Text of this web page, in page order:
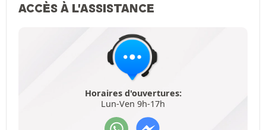
ACCÈS À L'ASSISTANCE
Horaires d'ouvertures:
Lun-Ven 9h-17h